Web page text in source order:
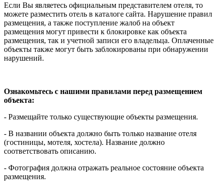
Если Вы являетесь официальным представителем отеля, то
можете разместить отель в каталоге сайта. Нарушение правил
размещения, а также поступление жалоб на объект
размещения могут привести к блокировке как объекта
размещения, так и учетной записи его владельца. Оплаченные
объекты также могут быть заблокированы при обнаружении
нарушений.
Ознакомьтесь с нашими правилами перед размещением
объекта:
- Размещайте только существующие объекты размещения.
- В названии объекта должно быть только название отеля
(гостиницы, мотеля, хостела). Название должно
соответствовать описанию.
- Фотография должна отражать реальное состояние объекта
размещения.